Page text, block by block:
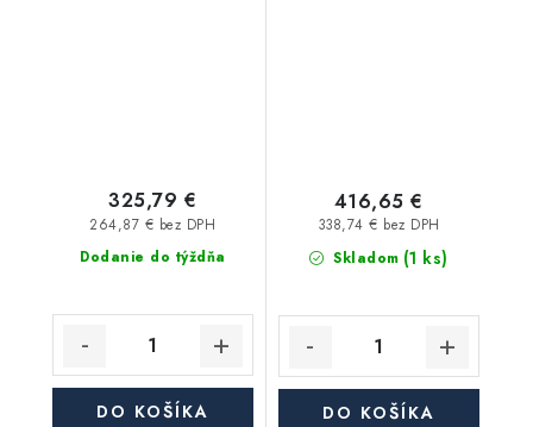
Dodanie do týždňa
264,87 € bez DPH
325,79 €
DO KOŠÍKA
Skladom (1 ks)
338,74 € bez DPH
416,65 €
DO KOŠÍKA